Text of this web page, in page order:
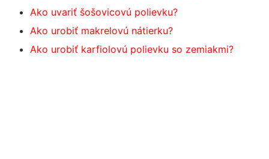
Ako uvariť šošovicovú polievku?
Ako urobiť makrelovú nátierku?
Ako urobiť karfiolovú polievku so zemiakmi?